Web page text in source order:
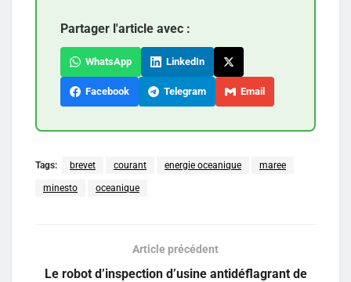
Partager l'article avec :
WhatsApp LinkedIn
Facebook Telegram Email
Tags: brevet courant energie oceanique maree
minesto oceanique
Article précédent
Le robot d’inspection d’usine antidéflagrant de